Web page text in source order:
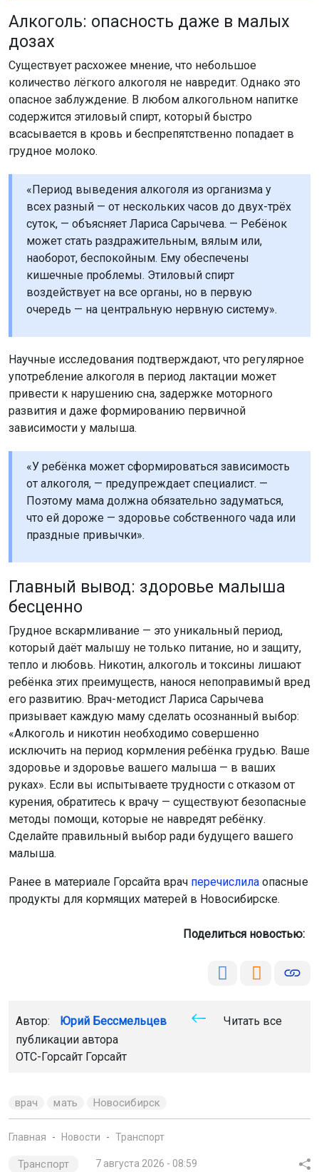
Алкоголь: опасность даже в малых
дозах
Существует расхожее мнение, что небольшое
количество лёгкого алкоголя не навредит. Однако это
опасное заблуждение. В любом алкогольном напитке
содержится этиловый спирт, который быстро
всасывается в кровь и беспрепятственно попадает в
грудное молоко.
«Период выведения алкоголя из организма у
всех разный — от нескольких часов до двух-трёх
суток, — объясняет Лариса Сарычева. — Ребёнок
может стать раздражительным, вялым или,
наоборот, беспокойным. Ему обеспечены
кишечные проблемы. Этиловый спирт
воздействует на все органы, но в первую
очередь — на центральную нервную систему».
Научные исследования подтверждают, что регулярное
употребление алкоголя в период лактации может
привести к нарушению сна, задержке моторного
развития и даже формированию первичной
зависимости у малыша.
«У ребёнка может сформироваться зависимость
от алкоголя, — предупреждает специалист. —
Поэтому мама должна обязательно задуматься,
что ей дороже — здоровье собственного чада или
праздные привычки».
Главный вывод: здоровье малыша
бесценно
Грудное вскармливание — это уникальный период,
который даёт малышу не только питание, но и защиту,
тепло и любовь. Никотин, алкоголь и токсины лишают
ребёнка этих преимуществ, нанося непоправимый вред
его развитию. Врач-методист Лариса Сарычева
призывает каждую маму сделать осознанный выбор:
«Алкоголь и никотин необходимо совершенно
исключить на период кормления ребёнка грудью. Ваше
здоровье и здоровье вашего малыша — в ваших
руках». Если вы испытываете трудности с отказом от
курения, обратитесь к врачу — существуют безопасные
методы помощи, которые не навредят ребёнку.
Сделайте правильный выбор ради будущего вашего
малыша.
Ранее в материале Горсайта врач перечислила опасные
продукты для кормящих матерей в Новосибирске.
Поделиться новостью:
Автор: Юрий Бессмельцев
Читать все
публикации автора
ОТС-Горсайт Горсайт
врач мать Новосибирск
Главная Новости Транспорт
Транспорт 7 августа 2026 - 08:59